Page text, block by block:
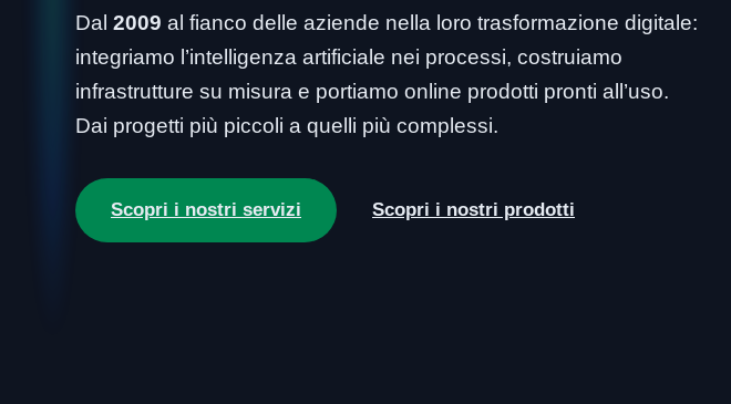
Dal 2009 al fianco delle aziende nella loro trasformazione digitale:
integriamo l’intelligenza artificiale nei processi, costruiamo
infrastrutture su misura e portiamo online prodotti pronti all’uso.
Dai progetti più piccoli a quelli più complessi.
Scopri i nostri servizi Scopri i nostri prodotti